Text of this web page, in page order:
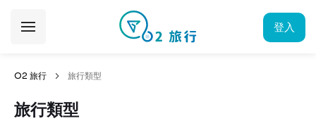
登入
O2 旅行 旅行類型
旅行類型